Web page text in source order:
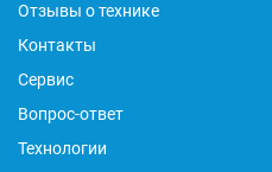
Отзывы о технике
Контакты
Сервис
Вопрос-ответ
Технологии